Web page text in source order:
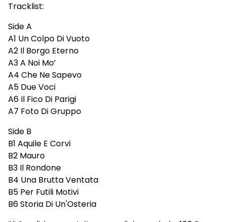
Tracklist:
Side A
A1 Un Colpo Di Vuoto
A2 Il Borgo Eterno
A3 A Noi Mo’
A4 Che Ne Sapevo
A5 Due Voci
A6 Il Fico Di Parigi
A7 Foto Di Gruppo
Side B
B1 Aquile E Corvi
B2 Mauro
B3 Il Rondone
B4 Una Brutta Ventata
B5 Per Futili Motivi
B6 Storia Di Un'Osteria